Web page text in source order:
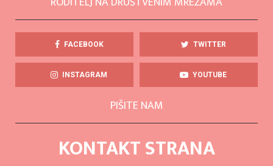
FACEBOOK TWITTER
INSTAGRAM YOUTUBE
PIŠITE NAM
KONTAKT STRANA